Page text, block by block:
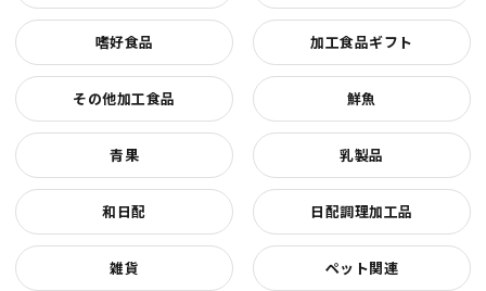
嗜好食品 加工食品ギフト
その他加工食品 鮮魚
青果 乳製品
和日配 日配調理加工品
雑貨 ペット関連